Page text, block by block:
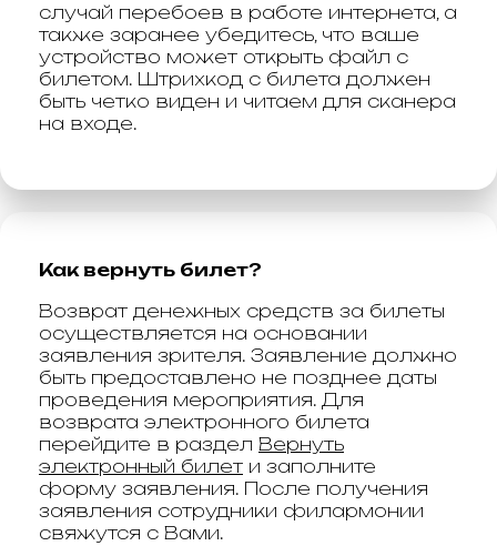
случай перебоев в работе интернета, а
также заранее убедитесь, что ваше
устройство может открыть файл с
билетом. Штрихкод с билета должен
быть четко виден и читаем для сканера
на входе.
Как вернуть билет?
Возврат денежных средств за билеты
осуществляется на основании
заявления зрителя. Заявление должно
быть предоставлено не позднее даты
проведения мероприятия. Для
возврата электронного билета
перейдите в раздел Вернуть
электронный билет и заполните
форму заявления. После получения
заявления сотрудники филармонии
свяжутся с Вами.